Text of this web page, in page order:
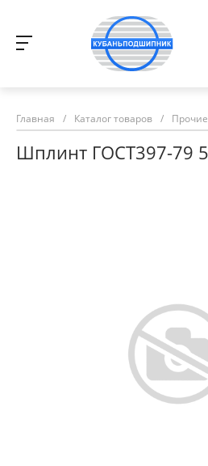
Главная / Каталог товаров /
Шплинт ГОСТ397-79